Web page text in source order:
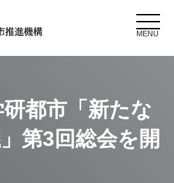
MENU
都市「新たな
第3回総会を開